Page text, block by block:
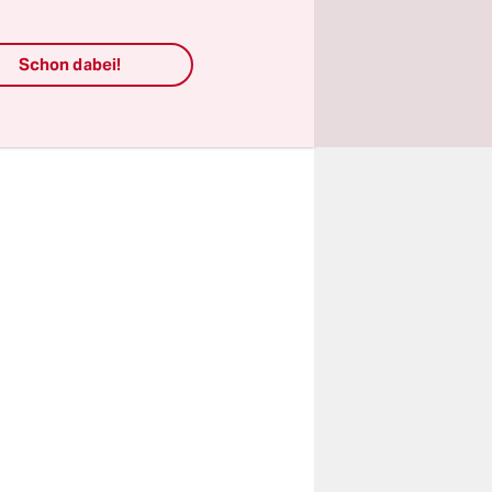
wirkten
Schon dabei!